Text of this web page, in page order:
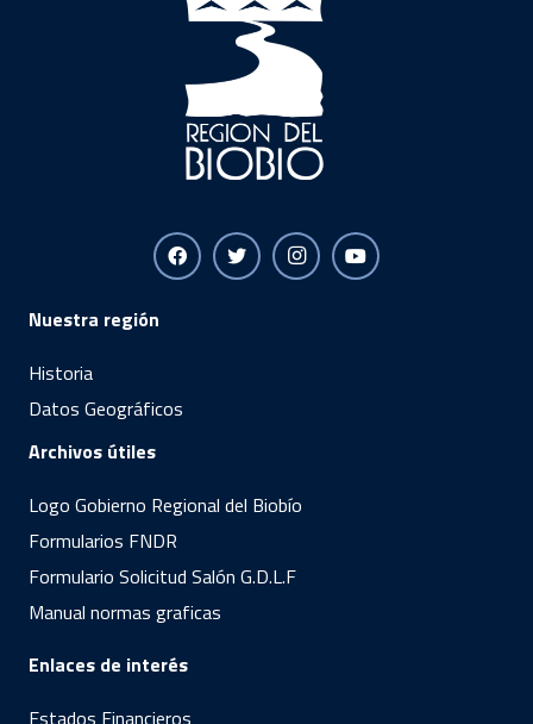
Nuestra región
Historia
Datos Geográficos
Archivos útiles
Logo Gobierno Regional del Biobío
Formularios FNDR
Formulario Solicitud Salón G.D.L.F
Manual normas graficas
Enlaces de interés
Estados Financieros